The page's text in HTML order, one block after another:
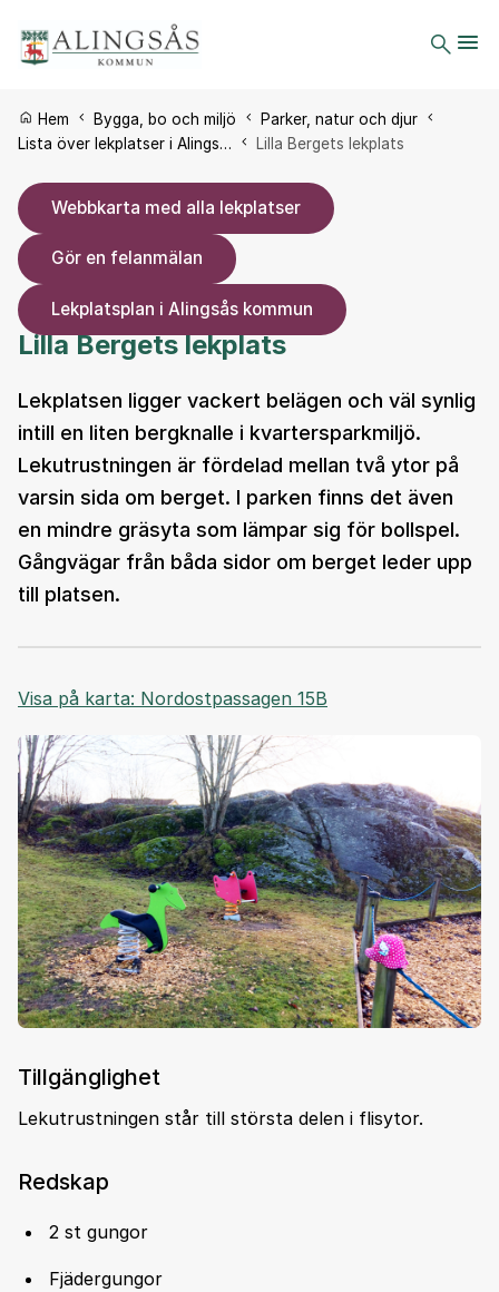
Du är här:
Hem Bygga, bo och miljö
Parker, natur och djur
Lista över lekplatser i Alings…
Lilla Bergets lekplats
Webbkarta med alla lekplatser
Gör en felanmälan
Lekplatsplan i Alingsås kommun
Lilla Bergets lekplats
Lekplatsen ligger vackert belägen och väl synlig
intill en liten bergknalle i kvartersparkmiljö.
Lekutrustningen är fördelad mellan två ytor på
varsin sida om berget. I parken finns det även
en mindre gräsyta som lämpar sig för bollspel.
Gångvägar från båda sidor om berget leder upp
till platsen.
Visa på karta: Nordostpassagen 15B
Tillgänglighet
Lekutrustningen står till största delen i flisytor.
Redskap
2 st gungor
Fjädergungor